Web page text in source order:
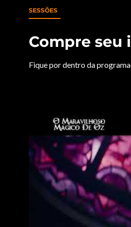
SESSÕES
Compre seu
Fique por dentro da